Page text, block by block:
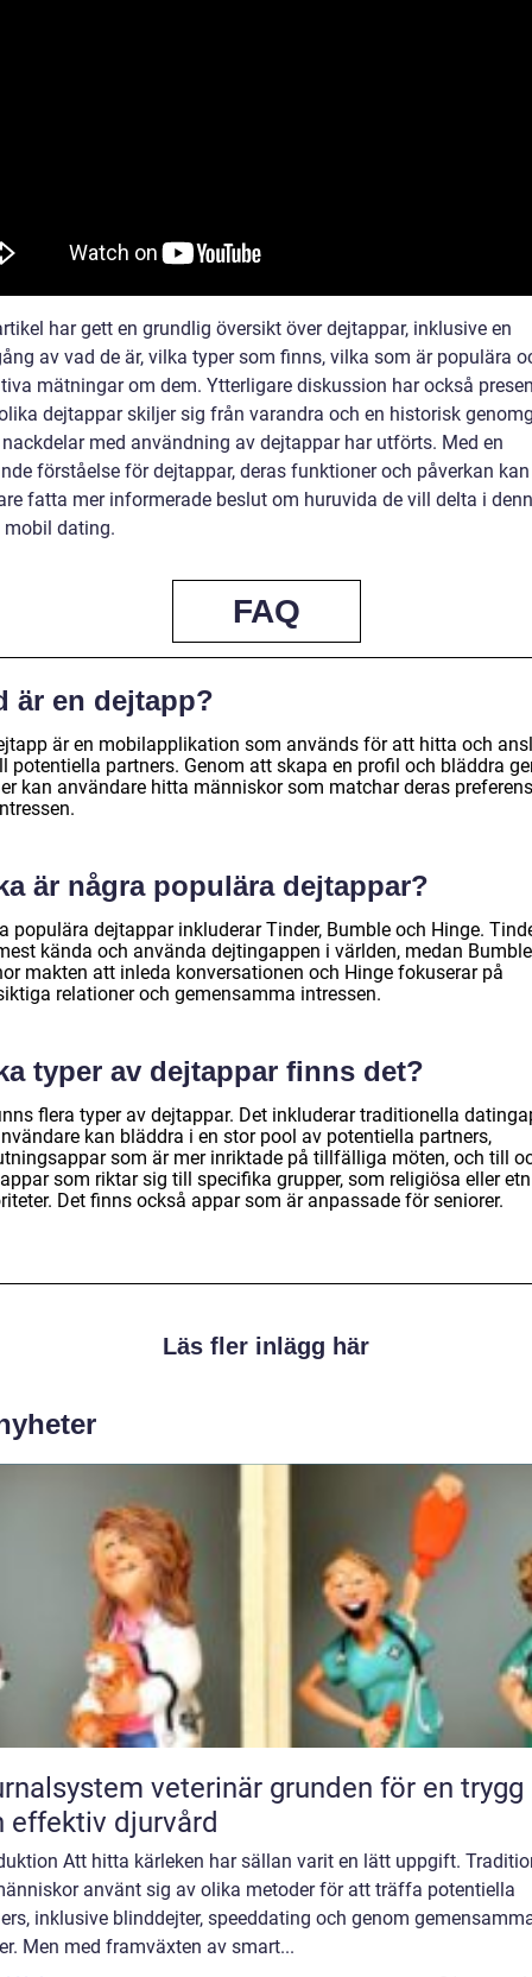
har gett en grundlig översikt över dejtappar, inklusive en
av vad de är, vilka typer som finns, vilka som är populära
mätningar om dem. Ytterligare diskussion har också
dejtappar skiljer sig från varandra och en historisk
med användning av dejtappar har utförts. Med en
förståelse för dejtappar, deras funktioner och påverkan kan
fatta mer informerade beslut om huruvida de vill delta i
mobil dating.
FAQ
är en dejtapp?
är en mobilapplikation som används för att hitta och
potentiella partners. Genom att skapa en profil och bläddra
kan användare hitta människor som matchar deras
är några populära dejtappar?
populära dejtappar inkluderar Tinder, Bumble och Hinge.
kända och använda dejtingappen i världen, medan
makten att inleda konversationen och Hinge fokuserar på
relationer och gemensamma intressen.
typer av dejtappar finns det?
flera typer av dejtappar. Det inkluderar traditionella
kan bläddra i en stor pool av potentiella partners,
som är mer inriktade på tillfälliga möten, och till
som riktar sig till specifika grupper, som religiösa eller
Det finns också appar som är anpassade för seniorer.
Läs fler inlägg här
veterinär grunden för en trygg
effektiv djurvård
Att hitta kärleken har sällan varit en lätt uppgift.
använt sig av olika metoder för att träffa potentiella
inklusive blinddejter, speeddating och genom
Men med framväxten av smart...